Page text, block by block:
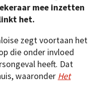
mee inzetten
het.
zegt voortaan het
die onder invloed
heeft. Dat
waaronder Het